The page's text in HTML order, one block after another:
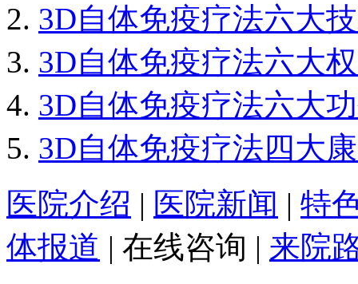
3D自体免疫疗法六大
3D自体免疫疗法六大
3D自体免疫疗法六大
3D自体免疫疗法四大
医院介绍 | 医院新闻 | 特
体报道 | 在线咨询 | 来院